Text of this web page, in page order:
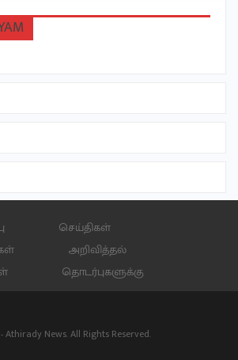
செய்திகள்
அறிவித்தல்
தொடர்புகளுக்கு
Athirady News. All Rights Reserved.